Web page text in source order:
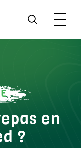
en
?